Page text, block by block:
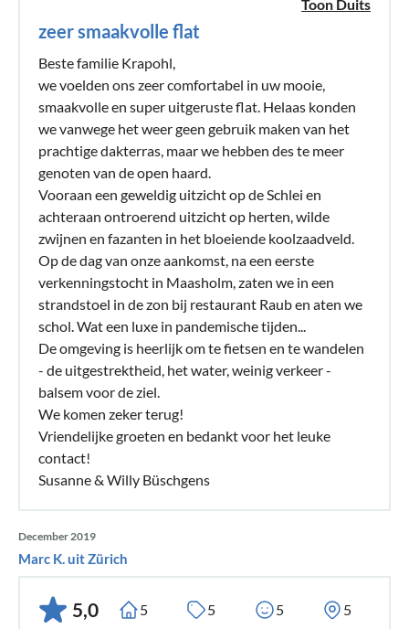
appartement. Grote woon- en eetkamer, gezellige
De inrichting is zoals beschreven door de verhuurders. Alles
is super. De oude molen is een mooi uitgangspunt voor
prachtige wandelingen door bos en weide naar de zee of
langs de Wormshöfter Noor naar Maasholm. Omdat de
dagen al vrij koel waren, moesten we 's morgens en 's
avonds verwarmen. Twee radiatoren in de woon/eetkamer
verspreidden al snel een aangename warmte die ook na het
uitschakelen van de verwarming nog lang bleef hangen.
Ondanks het constante gebruik van de verwarming kregen
we bijna 50% van de vooraf berekende elektriciteitskosten
terug. Waarschijnlijk een teken dat de flat zeer goed
geïsoleerd is en dus ook een geschikte vakantiebestemming
biedt in het koudere seizoen, Sleeswijk Holstein in de winter
Voor onze korte herfstvakantie vonden mijn vrouw en ik
een smaakvol en doordacht ingerichte vakantiewoning in
Scandinavische stijl, die ons al door vrienden was
charmante omgeving, de nabijgelegen stranden (ongeveer
30 minuten lopen) aan de Oostzee en het prachtige
Toon Duits
zeer smaakvolle flat
Beste familie Krapohl,
we voelden ons zeer comfortabel in uw mooie,
smaakvolle en super uitgeruste flat. Helaas konden
we vanwege het weer geen gebruik maken van het
prachtige dakterras, maar we hebben des te meer
genoten van de open haard.
Vooraan een geweldig uitzicht op de Schlei en
achteraan ontroerend uitzicht op herten, wilde
zwijnen en fazanten in het bloeiende koolzaadveld.
Op de dag van onze aankomst, na een eerste
verkenningstocht in Maasholm, zaten we in een
strandstoel in de zon bij restaurant Raub en aten we
schol. Wat een luxe in pandemische tijden...
De omgeving is heerlijk om te fietsen en te wandelen
- de uitgestrektheid, het water, weinig verkeer -
balsem voor de ziel.
We komen zeker terug!
Vriendelijke groeten en bedankt voor het leuke
contact!
Susanne & Willy Büschgens
December 2019
Marc K. uit Zürich
5,0 5 5 5 5